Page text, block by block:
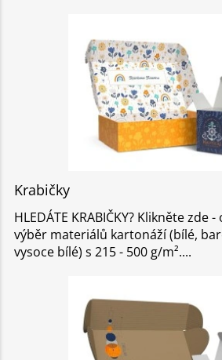
Krabičky
HLEDÁTE KRABIČKY? Klikněte zde
výběr materiálů kartonáží (bílé,
vysoce bílé) s 215 - 500 g/m².